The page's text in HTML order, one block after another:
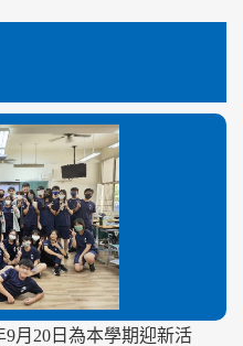
9月20日為本學期迎新活